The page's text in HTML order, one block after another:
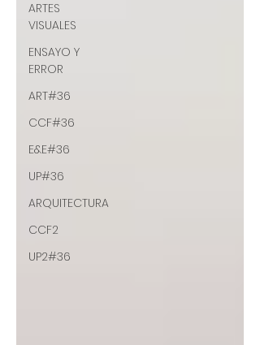
ARTES
VISUALES
ENSAYO Y
ERROR
ART#36
CCF#36
E&E#36
UP#36
ARQUITECTURA
CCF2
UP2#36